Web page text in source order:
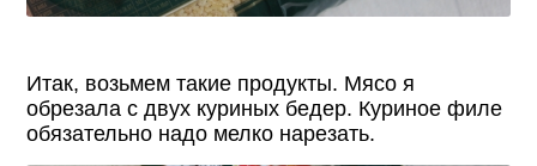
Итак, возьмем такие продукты. Мясо я
обрезала с двух куриных бедер. Куриное филе
обязательно надо мелко нарезать.